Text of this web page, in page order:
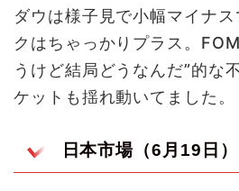
ダウは様子見で小幅マイナ
クはちゃっかりプラス。
うけど結局どうなんだ”的な
ケットも揺れ動いてました。
日本市場（6月19日）